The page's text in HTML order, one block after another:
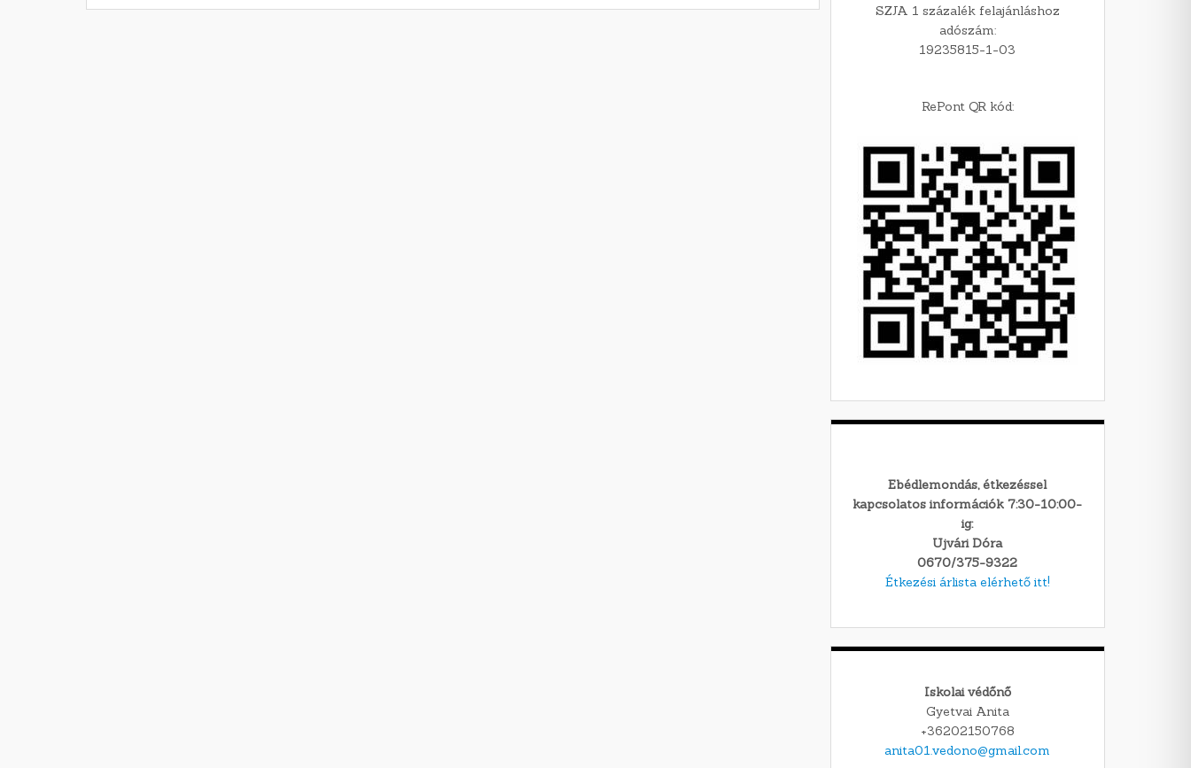
SZJA 1 százalék felajánláshoz
adószám:
19235815-1-03
RePont QR kód:
Ebédlemondás, étkezéssel
kapcsolatos információk 7:30-10:00-
ig:
Ujvári Dóra
0670/375-9322
Étkezési árlista elérhető itt!
Iskolai védőnő
Gyetvai Anita
+36202150768
anita01.vedono@gmail.com